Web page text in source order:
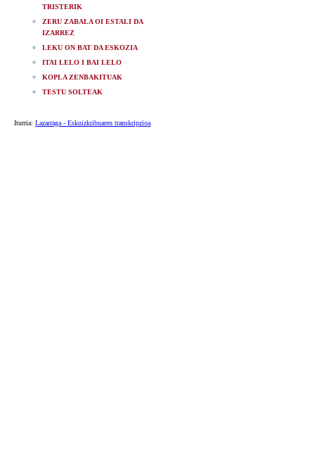
TRISTERIK
ZERU ZABALA OI ESTALI DA
IZARREZ
LEKU ON BAT DA ESKOZIA
ITAI LELO I BAI LELO
KOPLA ZENBAKITUAK
TESTU SOLTEAK
Iturria: Lazarraga - Eskuizkribuaren transkripzioa